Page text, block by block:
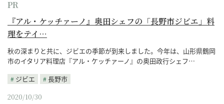
PR
『アル・ケッチァーノ』奥田シェフの「長野市ジビエ」料
理をテイ…
秋の深まりと共に、ジビエの季節が到来しました。今年は、山形県鶴岡
市のイタリア料理店『アル・ケッチァーノ』の奥田政行シェフ…
ジビエ
長野市
2020/10/30